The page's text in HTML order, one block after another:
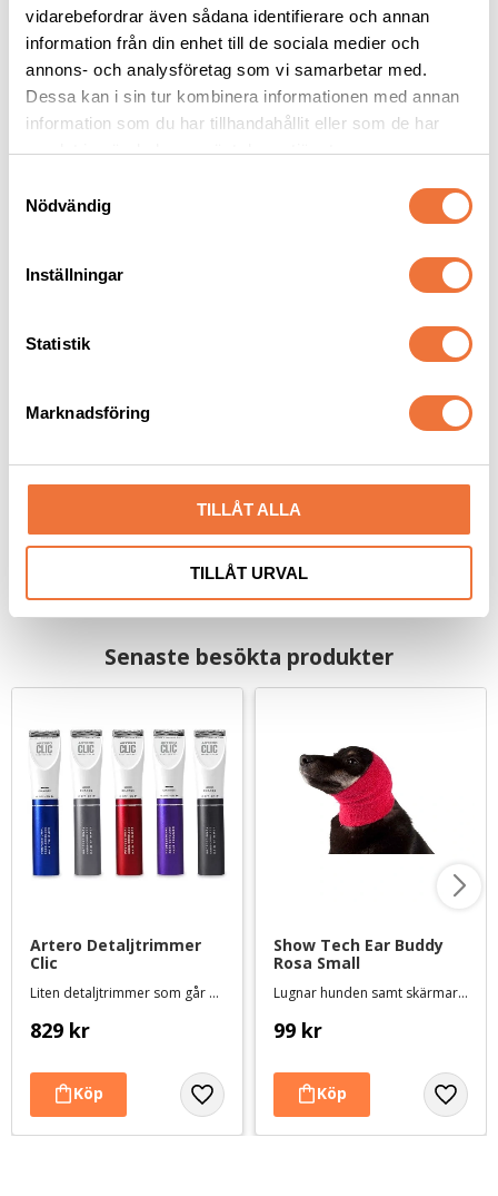
vidarebefordrar även sådana identifierare och annan
information från din enhet till de sociala medier och
annons- och analysföretag som vi samarbetar med.
Dessa kan i sin tur kombinera informationen med annan
information som du har tillhandahållit eller som de har
samlat in när du har använt deras tjänster.
Nödvändig
Inställningar
Statistik
Marknadsföring
TILLÅT ALLA
TILLÅT URVAL
Andra köpte även
Chris Christensen
Bevarar textur, volym och fyllighet
Dogman bajspåsar
22,5 x 28 cm
29
Senaste besökta produkter
Artero Detaljtrimmer
Clic
Liten detaljtrimmer som går att använda både med och utan sladd
829 kr
Show Tech Ear Buddy
Rosa Small
Lugnar hunden samt skärmar av höga ljud
99 kr